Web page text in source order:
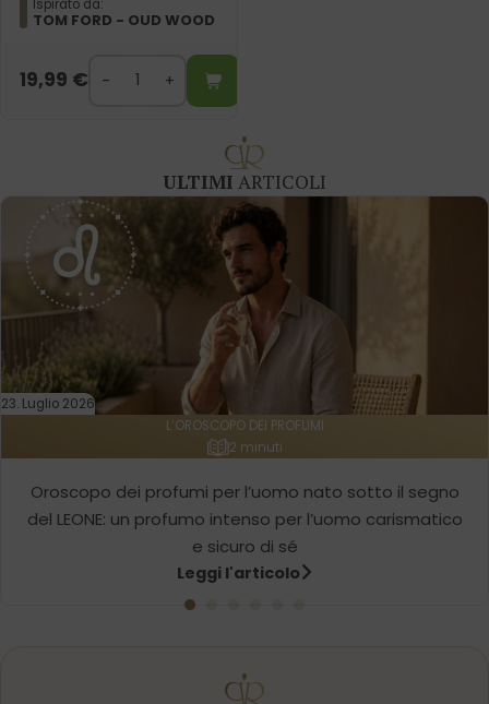
Ispirato da:
TOM FORD - OUD WOOD
19,99 €
ULTIMI ARTICOLI
23. Luglio 2026
L’OROSCOPO DEI PROFUMI
2 minuti
Oroscopo dei profumi per l’uomo nato sotto il segno
del LEONE: un profumo intenso per l’uomo carismatico
e sicuro di sé
Leggi l'articolo